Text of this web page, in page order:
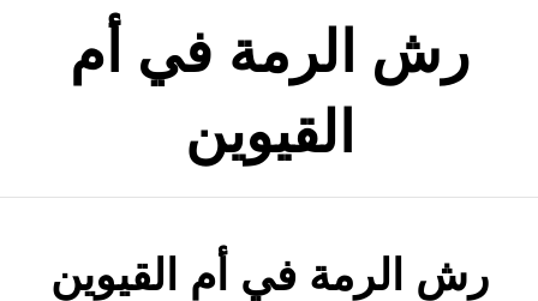
رش الرمة في أم
القيوين
رش الرمة في أم القيوين